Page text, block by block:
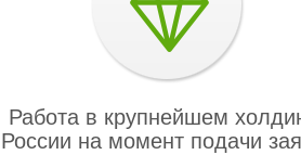
Работа в крупнейшем
России на момент подачи